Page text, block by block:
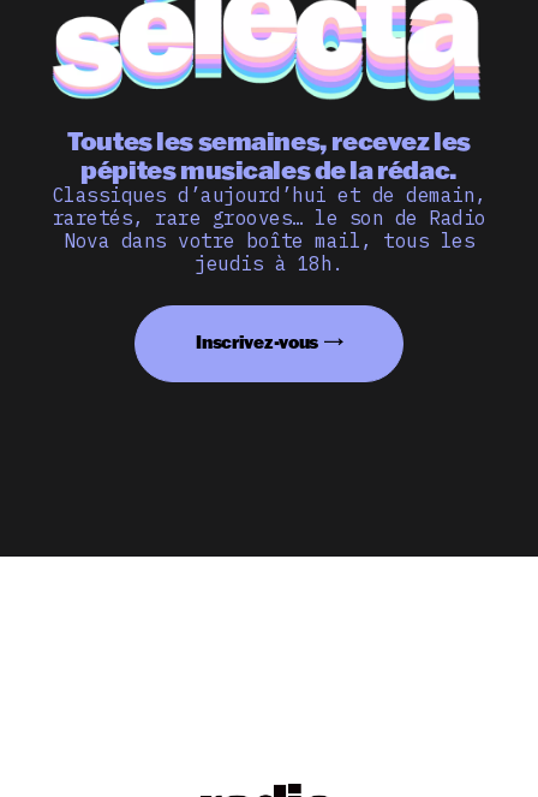
Toutes les semaines, recevez les
pépites musicales de la rédac.
Classiques d’aujourd’hui et de demain,
raretés, rare grooves… le son de Radio
Nova dans votre boîte mail, tous les
jeudis à 18h.
Inscrivez-vous